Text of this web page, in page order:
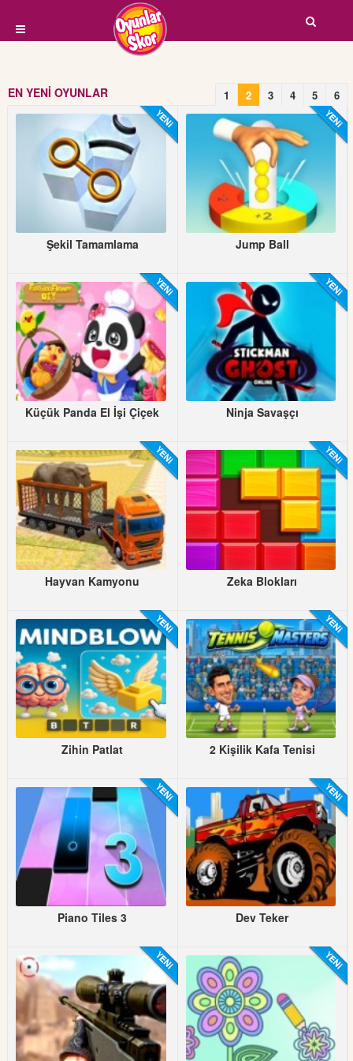
EN YENİ OYUNLAR 1 2 3 4 5 6
Şekil Tamamlama Jump Ball
Küçük Panda El İşi Çiçek Ninja Savaşçı
Hayvan Kamyonu Zeka Blokları
Zihin Patlat 2 Kişilik Kafa Tenisi
Piano Tiles 3 Dev Teker